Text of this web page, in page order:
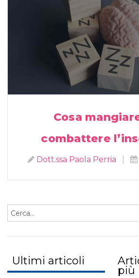
Cosa
combattere
Dott.ssa Paola Perria
Ultimi articoli
più